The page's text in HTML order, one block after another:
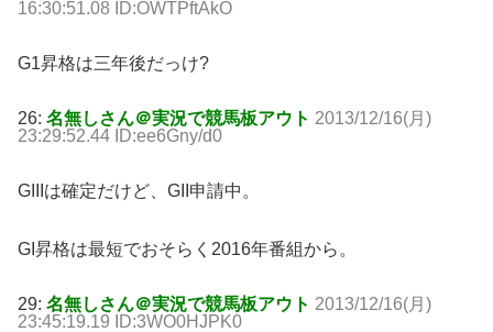
16:30:51.08 ID:OWTPftAkO
G1昇格は三年後だっけ?
26: 名無しさん＠実況で競馬板アウト 2013/12/16(月)
23:29:52.44 ID:ee6Gny/d0
GIIIは確定だけど、GII申請中。
GI昇格は最短でおそらく2016年番組から。
29: 名無しさん＠実況で競馬板アウト 2013/12/16(月)
23:45:19.19 ID:3WO0HJPK0